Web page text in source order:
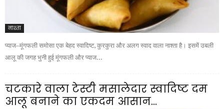
नाश्ता
प्याज–मूंगफली समोसा एक बेहद स्वादिष्ट, कुरकुरा और अलग स्वाद वाला नाश्ता है। इसमें उबली
आलू की जगह भुनी हुई मूंगफली और प्याज...
चटकारे वाला टेस्टी मसालेदार स्वादिष्ट दम
आलू बनाने का एकदम आसान...